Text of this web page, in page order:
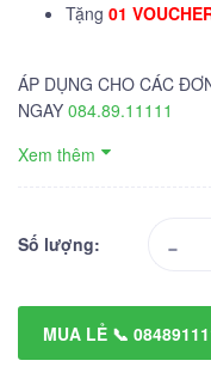
Tặng 01
ÁP DỤNG CHO CÁC
NGAY 084.89.11111
Xem thêm
Số lượng: -
MUA LẺ 📞